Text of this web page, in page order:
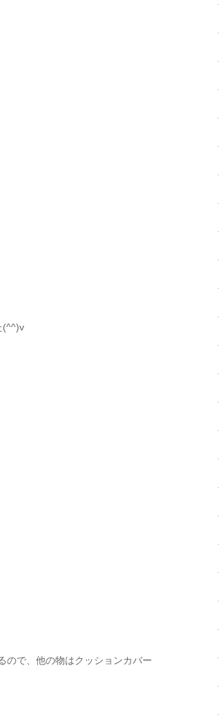
(^^)v
ので、他の物はクッションカバー